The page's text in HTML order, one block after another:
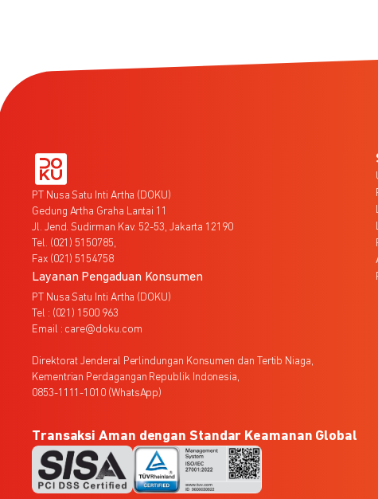
PT Nusa Satu Inti Artha (DOKU)
Gedung Artha Graha Lantai 11
Jl. Jend. Sudirman Kav. 52-53, Jakarta 12190
Tel. (021) 5150785,
Fax (021) 5154758
Layanan Pengaduan Konsumen
PT Nusa Satu Inti Artha (DOKU)
Tel : (021) 1500 963
Email : care@doku.com
Direktorat Jenderal Perlindungan Konsumen dan Tertib Niaga,
Kementrian Perdagangan Republik Indonesia,
0853-1111-1010 (WhatsApp)
Transaksi Aman dengan Standar Keamanan Global